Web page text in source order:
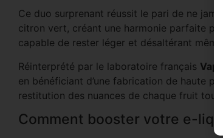
Ce duo surprenant réussit le pari de ne
citron vert, créant une harmonie parfaite
capable de rester léger et désaltérant
Réinterprété par le laboratoire français
en bénéficiant d’une fabrication de haute
restitution des nuances de chaque fruit tout
Comment booster votre e-